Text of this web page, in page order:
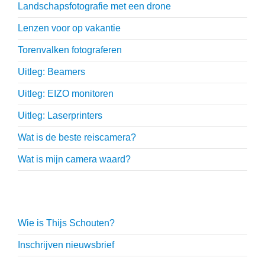
Landschapsfotografie met een drone
Lenzen voor op vakantie
Torenvalken fotograferen
Uitleg: Beamers
Uitleg: EIZO monitoren
Uitleg: Laserprinters
Wat is de beste reiscamera?
Wat is mijn camera waard?
Wie is Thijs Schouten?
Inschrijven nieuwsbrief